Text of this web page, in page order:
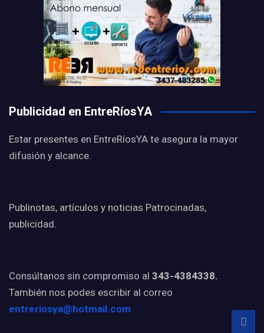
Publicidad en EntreRíosYA
Estar presentes en EntreRíosYA te asegura la mayor
difusión y alcance.
Publinotas, artículos y noticias Patrocinadas,
publicidad.
Consúltanos sin compromiso al 343-4384338.
También nos podes escribir al correo
entreriosya@hotmail.com